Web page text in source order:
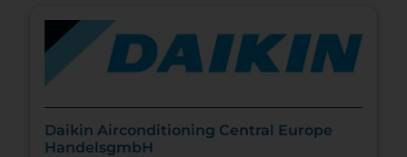
Daikin Airconditioning Central Europe
HandelsgmbH